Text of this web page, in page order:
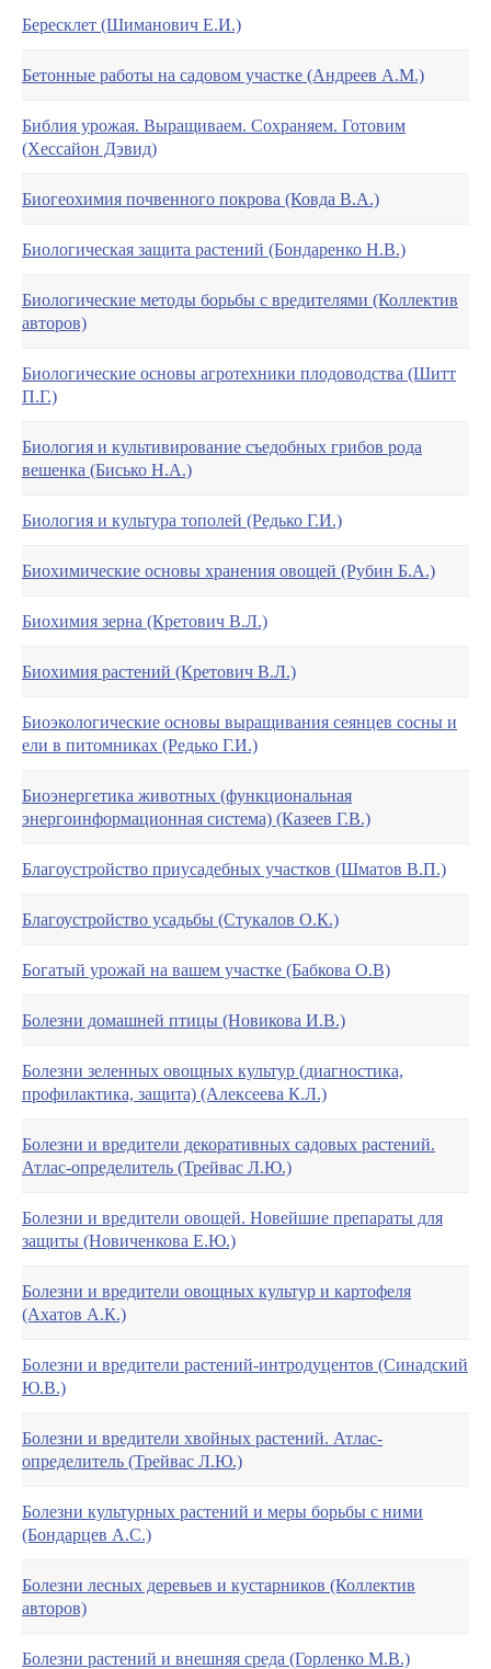
Бересклет (Шиманович Е.И.)
Бетонные работы на садовом участке (Андреев А.М.)
Библия урожая. Выращиваем. Сохраняем. Готовим
(Хессайон Дэвид)
Биогеохимия почвенного покрова (Ковда В.А.)
Биологическая защита растений (Бондаренко Н.В.)
Биологические методы борьбы с вредителями (Коллектив
авторов)
Биологические основы агротехники плодоводства (Шитт
П.Г.)
Биология и культивирование съедобных грибов рода
вешенка (Бисько Н.А.)
Биология и культура тополей (Редько Г.И.)
Биохимические основы хранения овощей (Рубин Б.А.)
Биохимия зерна (Кретович В.Л.)
Биохимия растений (Кретович В.Л.)
Биоэкологические основы выращивания сеянцев сосны и
ели в питомниках (Редько Г.И.)
Биоэнергетика животных (функциональная
энергоинформационная система) (Казеев Г.В.)
Благоустройство приусадебных участков (Шматов В.П.)
Благоустройство усадьбы (Стукалов О.К.)
Богатый урожай на вашем участке (Бабкова О.В)
Болезни домашней птицы (Новикова И.В.)
Болезни зеленных овощных культур (диагностика,
профилактика, защита) (Алексеева К.Л.)
Болезни и вредители декоративных садовых растений.
Атлас-определитель (Трейвас Л.Ю.)
Болезни и вредители овощей. Новейшие препараты для
защиты (Новиченкова Е.Ю.)
Болезни и вредители овощных культур и картофеля
(Ахатов А.К.)
Болезни и вредители растений-интродуцентов (Синадский
Ю.В.)
Болезни и вредители хвойных растений. Атлас-
определитель (Трейвас Л.Ю.)
Болезни культурных растений и меры борьбы с ними
(Бондарцев А.С.)
Болезни лесных деревьев и кустарников (Коллектив
авторов)
Болезни растений и внешняя среда (Горленко М.В.)